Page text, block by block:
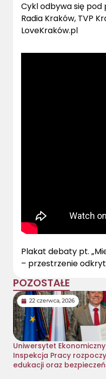
Cykl odbywa się
Radia Kraków, TVP
LoveKraków.pl
Plakat debaty pt.
– przestrzenie
POZOSTAŁE
22 czerwca, 2026
Uniwersytet
Inspekcja Pracy
edukacji oraz